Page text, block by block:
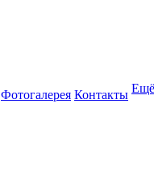
Фотогалерея Контакты Ещё